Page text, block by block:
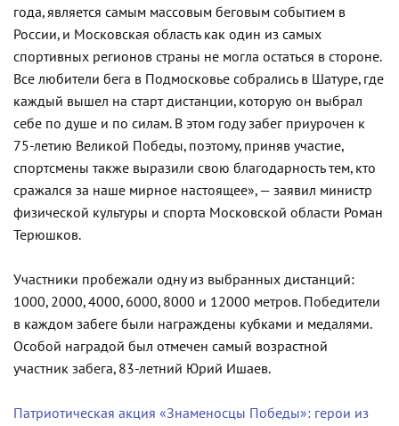
года, является самым массовым беговым событием в
России, и Московская область как один из самых
спортивных регионов страны не могла остаться в стороне.
Все любители бега в Подмосковье собрались в Шатуре, где
каждый вышел на старт дистанции, которую он выбрал
себе по душе и по силам. В этом году забег приурочен к
75-летию Великой Победы, поэтому, приняв участие,
спортсмены также выразили свою благодарность тем, кто
сражался за наше мирное настоящее», — заявил министр
физической культуры и спорта Московской области Роман
Терюшков.
Участники пробежали одну из выбранных дистанций:
1000, 2000, 4000, 6000, 8000 и 12000 метров. Победители
в каждом забеге были награждены кубками и медалями.
Особой наградой был отмечен самый возрастной
участник забега, 83-летний Юрий Ишаев.
Патриотическая акция «Знаменосцы Победы»: герои из